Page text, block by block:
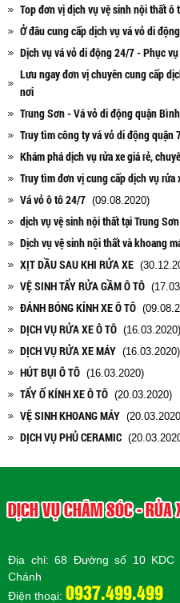
Top đơn vị dịch vụ vệ sinh nội thất ô
Ở đâu cung cấp dịch vụ vá vỏ di
Dịch vụ vá vỏ di động 24/7 - Phục
Lưu ngay đơn vị chuyên cung cấp
nơi
Trung Sơn - Vá vỏ di động quận
Truy tìm công ty vá vỏ di động quận
Khám phá dịch vụ rửa xe giá rẻ,
Truy tìm đơn vị cung cấp dịch vụ rửa
Vá vỏ ô tô 24/7 (09.08.2020)
dịch vụ vệ sinh nội thất tại Trung Sơn
Dịch vụ vệ sinh nội thất và khoang
XỊT DẦU SAU KHI RỬA XE
VỆ SINH TẨY RỬA GẦM Ô TÔ
ĐÁNH BÓNG KÍNH XE Ô TÔ
DỊCH VỤ RỬA XE Ô TÔ (16.03.2020)
DỊCH VỤ RỬA XE MÁY (16.03.2020)
HÚT BỤI Ô TÔ (16.03.2020)
TẨY Ố KÍNH XE Ô TÔ (20.03.2020)
VỆ SINH KHOANG MÁY
DỊCH VỤ PHỦ CERAMIC
DỊCH VỤ CHĂM SÓC - RỬA
Địa chỉ: 68 Đường số 10 KDC
Chánh
Điện thoại: 0937.499.499